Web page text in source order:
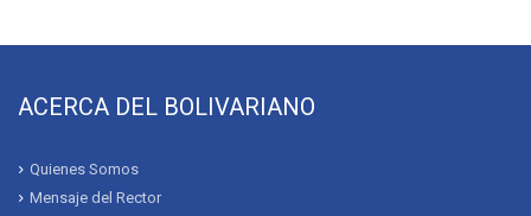
ACERCA DEL BOLIVARIANO
Quienes Somos
Mensaje del Rector